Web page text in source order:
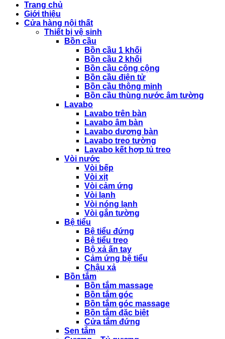
Trang chủ
Giới thiệu
Cửa hàng nội thất
Thiết bị vệ sinh
Bồn cầu
Bồn cầu 1 khối
Bồn cầu 2 khối
Bồn cầu công cộng
Bồn cầu điện tử
Bồn cầu thông minh
Bồn cầu thùng nước âm tường
Lavabo
Lavabo trên bàn
Lavabo âm bàn
Lavabo dương bàn
Lavabo treo tường
Lavabo kết hợp tủ treo
Vòi nước
Vòi bếp
Vòi xịt
Vòi cảm ứng
Vòi lạnh
Vòi nóng lạnh
Vòi gắn tường
Bệ tiểu
Bệ tiểu đứng
Bệ tiểu treo
Bộ xả ấn tay
Cảm ứng bệ tiểu
Chậu xả
Bồn tắm
Bồn tắm massage
Bồn tắm góc
Bồn tắm góc massage
Bồn tắm đặc biệt
Cửa tắm đứng
Sen tắm